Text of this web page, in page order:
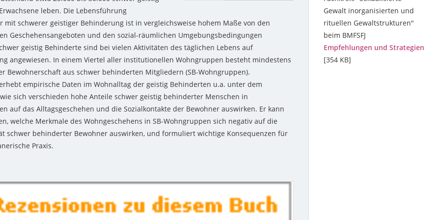
leben. Die Lebensführung
mit schwerer geistiger Behinderung ist in vergleichsweise hohem Maße von den
Geschehensangeboten und den sozial-räumlichen Umgebungsbedingungen
geistig Behinderte sind bei vielen Aktivitäten des täglichen Lebens auf
angewiesen. In einem Viertel aller institutionellen Wohngruppen besteht mindestens
Bewohnerschaft aus schwer behinderten Mitgliedern (SB-Wohngruppen).
empirische Daten im Wohnalltag der geistig Behinderten u.a. unter dem
sich verschieden hohe Anteile schwer geistig behinderter Menschen in
auf das Alltagsgeschehen und die Sozialkontakte der Bewohner auswirken. Er kann
welche Merkmale des Wohngeschehens in SB-Wohngruppen sich negativ auf die
schwer behinderter Bewohner auswirken, und formuliert wichtige Konsequenzen für
Praxis.
Gewalt inorganisierten und
rituellen Gewaltstrukturen"
beim BMFSFJ
Empfehlungen und Strategien
[354 KB]